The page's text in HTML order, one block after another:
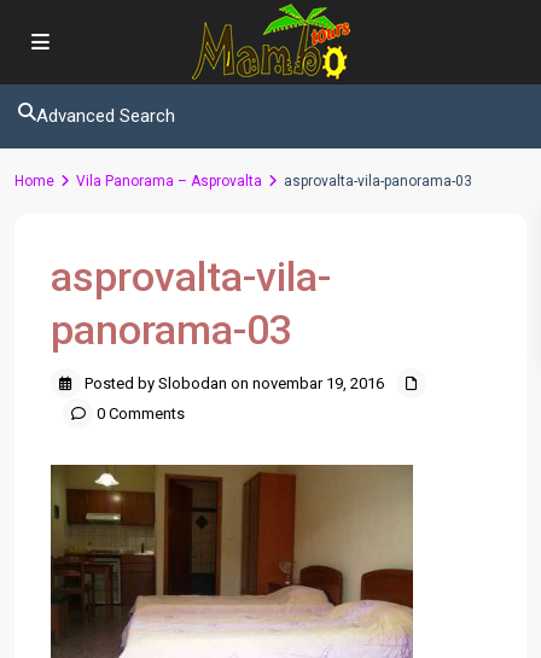
Advanced Search
Home Vila Panorama – Asprovalta asprovalta-vila-panorama-03
asprovalta-vila-
panorama-03
Posted by Slobodan on novembar 19, 2016
0 Comments